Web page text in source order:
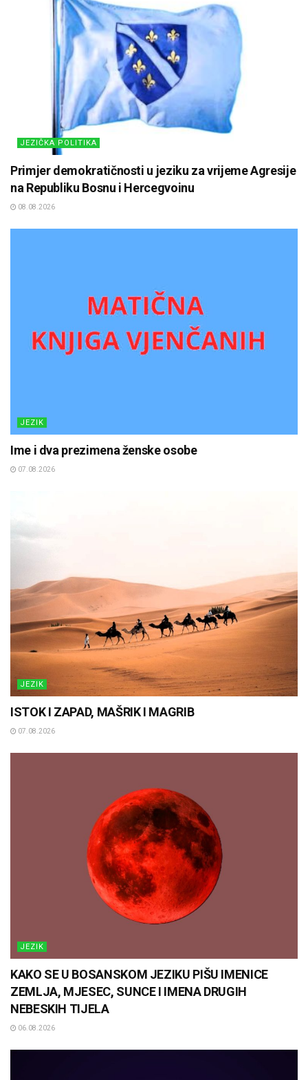
JEZIČKA POLITIKA
Primjer demokratičnosti u jeziku za vrijeme Agresije
na Republiku Bosnu i Hercegvoinu
08.08.2026
JEZIK
Ime i dva prezimena ženske osobe
07.08.2026
JEZIK
ISTOK I ZAPAD, MAŠRIK I MAGRIB
07.08.2026
JEZIK
KAKO SE U BOSANSKOM JEZIKU PIŠU IMENICE
ZEMLJA, MJESEC, SUNCE I IMENA DRUGIH
NEBESKIH TIJELA
06.08.2026